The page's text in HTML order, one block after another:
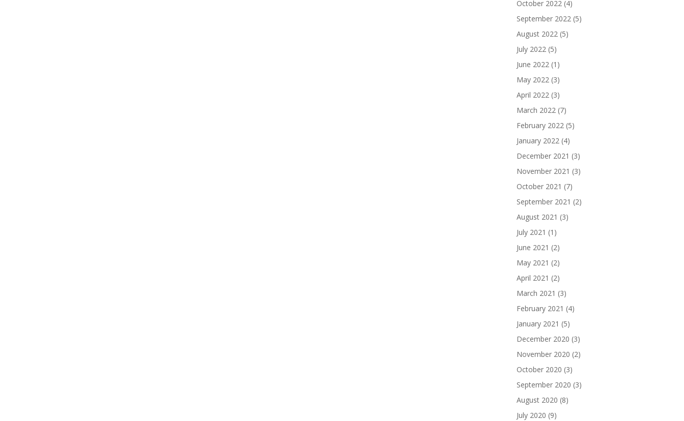
October 2022 (4)
September 2022 (5)
August 2022 (5)
July 2022 (5)
June 2022 (1)
May 2022 (3)
April 2022 (3)
March 2022 (7)
February 2022 (5)
January 2022 (4)
December 2021 (3)
November 2021 (3)
October 2021 (7)
September 2021 (2)
August 2021 (3)
July 2021 (1)
June 2021 (2)
May 2021 (2)
April 2021 (2)
March 2021 (3)
February 2021 (4)
January 2021 (5)
December 2020 (3)
November 2020 (2)
October 2020 (3)
September 2020 (3)
August 2020 (8)
July 2020 (9)